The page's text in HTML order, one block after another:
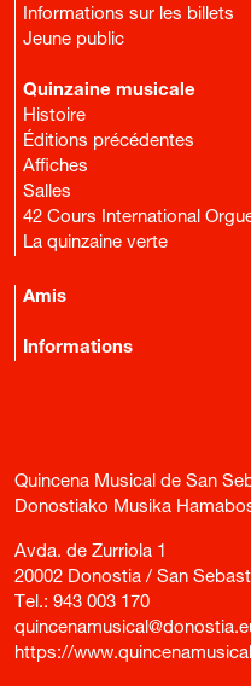
Informations sur les billets
Jeune public
Quinzaine musicale
Histoire
Éditions précédentes
Affiches
Salles
42 Cours International
La quinzaine verte
Amis
Informations
Quincena Musical de San
Donostiako Musika
Avda. de Zurriola 1
20002 Donostia / San
Tel.: 943 003 170
https://